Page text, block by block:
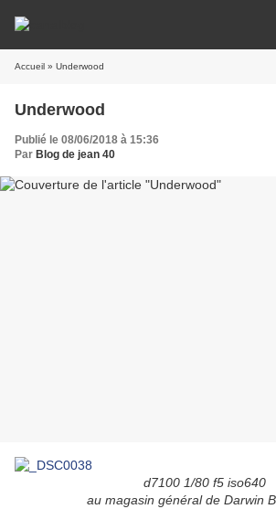
Accueil » Underwood
Underwood
Publié le 08/06/2018 à 15:36
Par Blog de jean 40
d7100 1/80 f5 iso640
au magasin général de Darwin